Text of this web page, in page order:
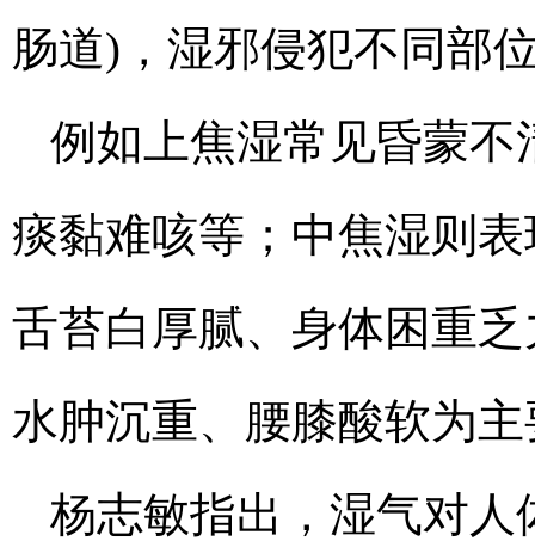
肠道)，湿邪侵犯不同部
例如上焦湿常见昏蒙
痰黏难咳等；中焦湿则
舌苔白厚腻、身体困重
水肿沉重、腰膝酸软为
杨志敏指出，湿气对